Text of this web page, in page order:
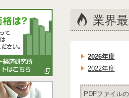
業界
2026年度
2022年度
PDFファイル